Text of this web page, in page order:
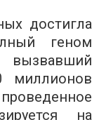
достигла
геном
вызвавший
миллионов
на